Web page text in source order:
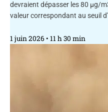
devraient dépasser les 80 μg/
valeur correspondant au seuil
1 juin 2026 11 h 30 min